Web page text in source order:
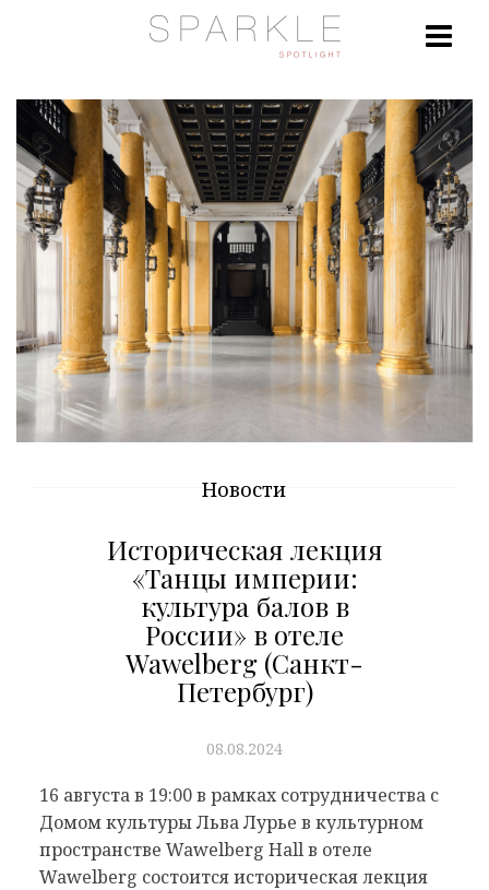
Новости
Историческая лекция
«Танцы империи:
культура балов в
России» в отеле
Wawelberg (Санкт-
Петербург)
08.08.2024
16 августа в 19:00 в рамках сотрудничества с
Домом культуры Льва Лурье в культурном
пространстве Wawelberg Hall в отеле
Wawelberg состоится историческая лекция